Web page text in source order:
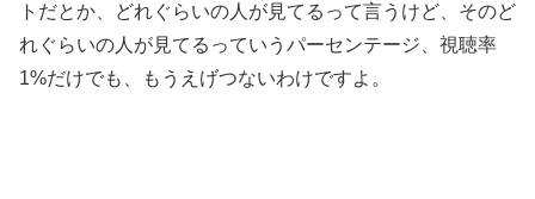
トだとか、どれぐらいの人が見てるって言うけど、そのど
れぐらいの人が見てるっていうパーセンテージ、視聴率
1%だけでも、もうえげつないわけですよ。